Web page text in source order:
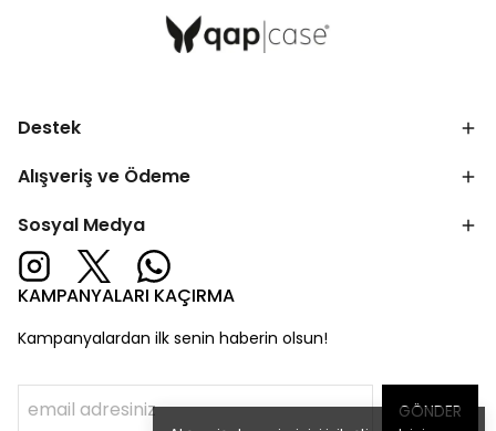
Destek
Alışveriş ve Ödeme
Sosyal Medya
KAMPANYALARI KAÇIRMA
Kampanyalardan ilk senin haberin olsun!
GÖNDER